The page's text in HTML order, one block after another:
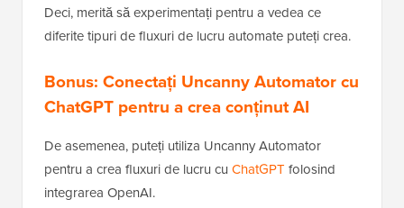
Deci, merită să experimentați pentru a vedea ce
diferite tipuri de fluxuri de lucru automate puteți crea.
Bonus: Conectați Uncanny Automator cu
ChatGPT pentru a crea conținut AI
De asemenea, puteți utiliza Uncanny Automator
pentru a crea fluxuri de lucru cu ChatGPT folosind
integrarea OpenAI.